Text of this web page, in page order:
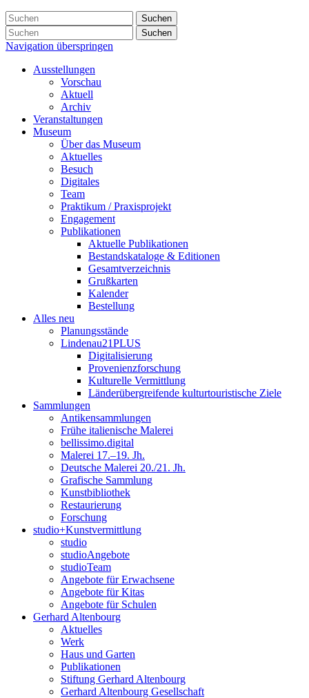
Suchen
Suchen
Navigation überspringen
Ausstellungen
Vorschau
Aktuell
Archiv
Veranstaltungen
Museum
Über das Museum
Aktuelles
Besuch
Digitales
Team
Praktikum / Praxisprojekt
Engagement
Publikationen
Aktuelle Publikationen
Bestandskataloge & Editionen
Gesamtverzeichnis
Grußkarten
Kalender
Bestellung
Alles neu
Planungsstände
Lindenau21PLUS
Digitalisierung
Provenienzforschung
Kulturelle Vermittlung
Länderübergreifende kulturtouristische Ziele
Sammlungen
Antikensammlungen
Frühe italienische Malerei
bellissimo.digital
Malerei 17.–19. Jh.
Deutsche Malerei 20./21. Jh.
Grafische Sammlung
Kunstbibliothek
Restaurierung
Forschung
studio+Kunstvermittlung
studio
studioAngebote
studioTeam
Angebote für Erwachsene
Angebote für Kitas
Angebote für Schulen
Gerhard Altenbourg
Aktuelles
Werk
Haus und Garten
Publikationen
Stiftung Gerhard Altenbourg
Gerhard Altenbourg Gesellschaft